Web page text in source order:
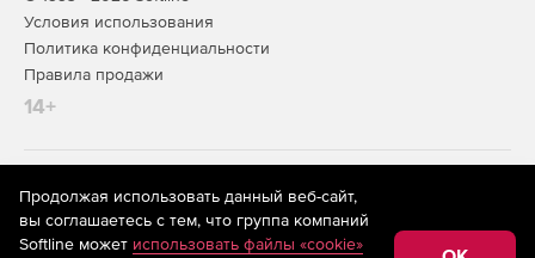
Высокая надежность и производительность
Возможность оснащения резервными блоками
питания и жесткими дисками, объединенными в RAID.
Условия использования
Политика конфиденциальности
Правила продажи
14+
На информационном ресурсе store.softline.ru применяются
рекомендательные технологии
(информационные технологии
предоставления информации на основе сбора,
систематизации и анализа сведений, относящихся к
Продолжая использовать данный веб-сайт,
вы соглашаетесь с тем, что группа компаний
Softline может использовать файлы «cookie»